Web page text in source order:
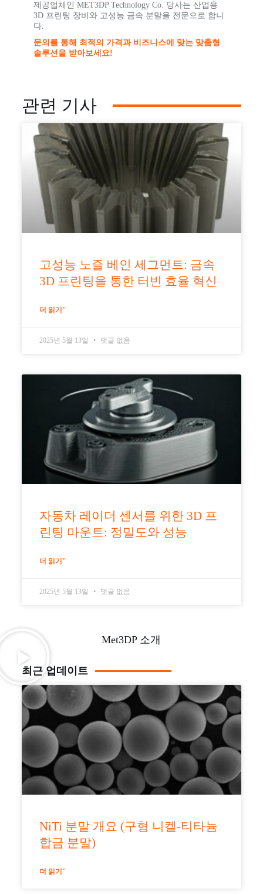
제공업체인 MET3DP Technology Co. 당사는 산업용
3D 프린팅 장비와 고성능 금속 분말을 전문으로 합니
다.
문의를 통해 최적의 가격과 비즈니스에 맞는 맞춤형
솔루션을 받아보세요!
관련 기사
고성능 노즐 베인 세그먼트: 금속
3D 프린팅을 통한 터빈 효율 혁신
더 읽기"
2025년 5월 13일 댓글 없음
자동차 레이더 센서를 위한 3D 프
린팅 마운트: 정밀도와 성능
더 읽기"
2025년 5월 13일 댓글 없음
Met3DP 소개
최근 업데이트
NiTi 분말 개요 (구형 니켈-티타늄
합금 분말)
더 읽기"